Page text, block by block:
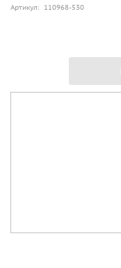
Артикул: 110968-530